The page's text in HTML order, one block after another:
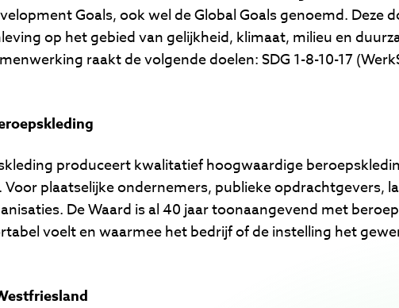
Goals, ook wel de Global Goals genoemd. Deze
op het gebied van gelijkheid, klimaat, milieu en
raakt de volgende doelen: SDG 1-8-10-17
produceert kwalitatief hoogwaardige
plaatselijke ondernemers, publieke opdrachtgevers,
De Waard is al 40 jaar toonaangevend met
voelt en waarmee het bedrijf of de instelling het